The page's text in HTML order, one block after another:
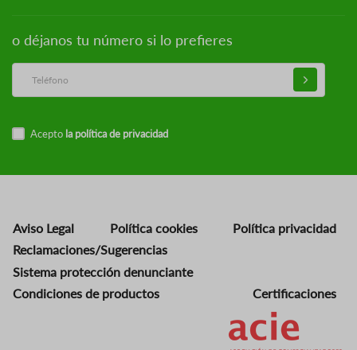
o déjanos tu número si lo prefieres
Acepto la política de privacidad
Aviso Legal Política cookies
Política privacidad
Reclamaciones/Sugerencias
Sistema protección denunciante
Condiciones de productos
Certificaciones